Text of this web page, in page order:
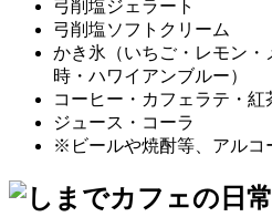
弓削塩ジェラート
弓削塩ソフトクリーム
かき氷（いちご・レモン
時・ハワイアンブルー）
コーヒー・カフェラテ・
ジュース・コーラ
※ビールや焼酎等、アルコ